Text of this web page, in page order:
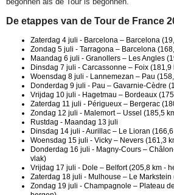
De etappes van de Tour de France
Zaterdag 4 juli - Barcelona – Barcelona
Zondag 5 juli - Tarragona – Barcelona
Maandag 6 juli - Granollers – Les Angles
Dinsdag 7 juli - Carcassonne – Foix (181,9
Woensdag 8 juli - Lannemezan – Pau
Donderdag 9 juli - Pau – Gavarnie-Cèdre
Vrijdag 10 juli - Hagetmau – Bordeaux
Zaterdag 11 juli - Périgueux – Bergerac
Zondag 12 juli - Malemort – Ussel (185,5
Rustdag - Maandag 13 juli
Dinsdag 14 juli - Aurillac – Le Lioran
Woensdag 15 juli - Vicky – Nevers (161,3
Donderdag 16 juli - Magny-Cours –
vlak)
Vrijdag 17 juli - Dole – Belfort (205,8 km -
Zaterdag 18 juli - Mulhouse – Le Markstein
Zondag 19 juli - Champagnole – Plateau